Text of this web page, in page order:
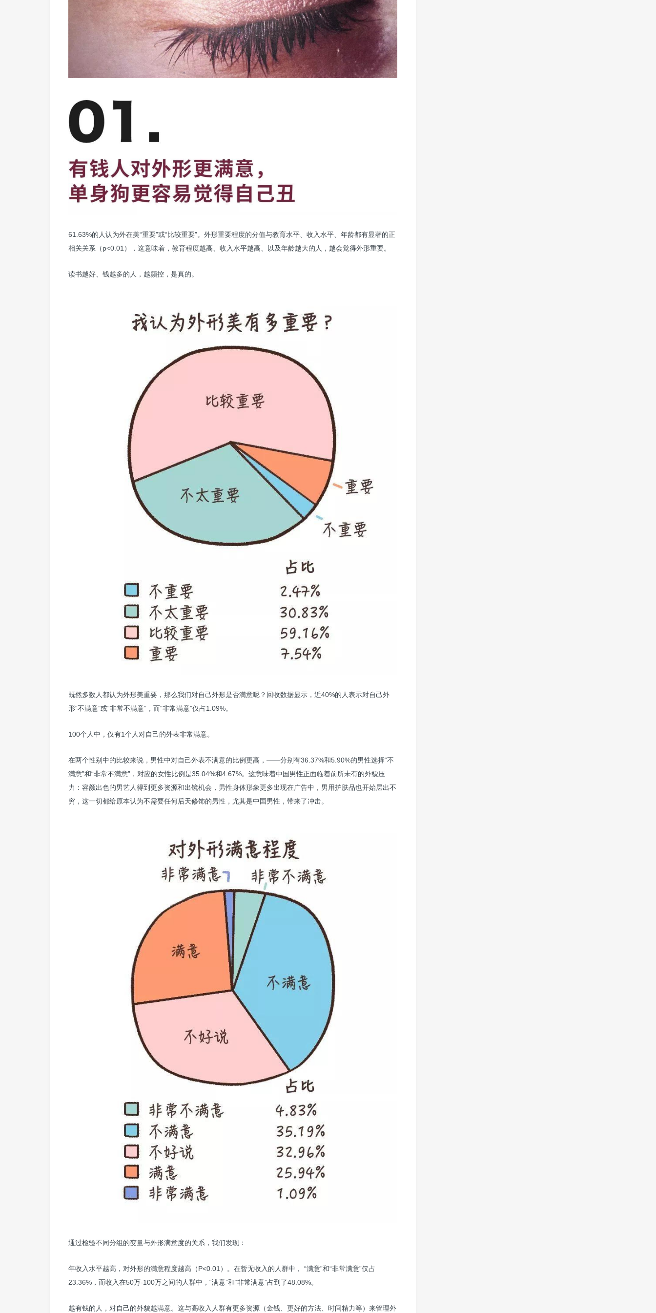
61.63%的人认为外在美“重要”或“比较重要”。外形重要程度的分值与教育水平、收入水平、年龄都有显著的正
相关关系（p<0.01），这意味着，教育程度越高、收入水平越高、以及年龄越大的人，越会觉得外形重要。
读书越好、钱越多的人，越颜控，是真的。
既然多数人都认为外形美重要，那么我们对自己外形是否满意呢？回收数据显示，近40%的人表示对自己外
形“不满意”或“非常不满意”，而“非常满意”仅占1.09%。
100个人中，仅有1个人对自己的外表非常满意。
在两个性别中的比较来说，男性中对自己外表不满意的比例更高，——分别有36.37%和5.90%的男性选择“不
满意”和“非常不满意”，对应的女性比例是35.04%和4.67%。这意味着中国男性正面临着前所未有的外貌压
力：容颜出色的男艺人得到更多资源和出镜机会，男性身体形象更多出现在广告中，男用护肤品也开始层出不
穷，这一切都给原本认为不需要任何后天修饰的男性，尤其是中国男性，带来了冲击。
通过检验不同分组的变量与外形满意度的关系，我们发现：
年收入水平越高，对外形的满意程度越高（P<0.01）。在暂无收入的人群中， “满意”和“非常满意”仅占
23.36%，而收入在50万-100万之间的人群中，“满意”和“非常满意”占到了48.08%。
越有钱的人，对自己的外貌越满意。这与高收入人群有更多资源（金钱、更好的方法、时间精力等）来管理外